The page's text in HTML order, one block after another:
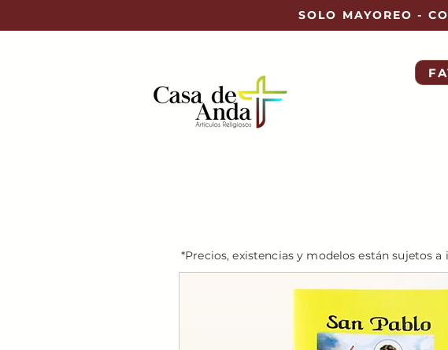
SOLO MAYOREO -
*Precios, existencias y modelos están sujetos